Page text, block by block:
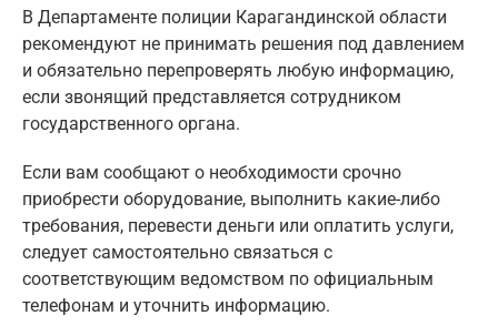
В Департаменте полиции Карагандинской области
рекомендуют не принимать решения под давлением
и обязательно перепроверять любую информацию,
если звонящий представляется сотрудником
государственного органа.
Если вам сообщают о необходимости срочно
приобрести оборудование, выполнить какие-либо
требования, перевести деньги или оплатить услуги,
следует самостоятельно связаться с
соответствующим ведомством по официальным
телефонам и уточнить информацию.